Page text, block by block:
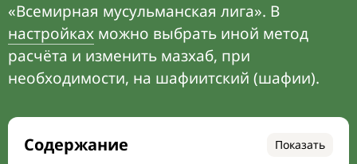
«Всемирная мусульманская лига». В
настройках можно выбрать иной метод
расчёта и изменить мазхаб, при
необходимости, на шафиитский (шафии).
Содержание Показать